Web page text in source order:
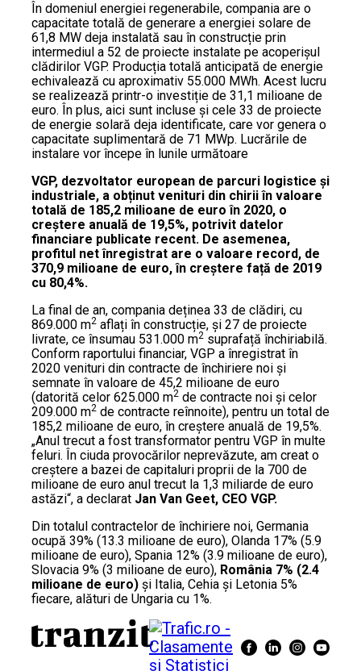
În domeniul energiei regenerabile, compania are o
capacitate totală de generare a energiei solare de
61,8 MW deja instalată sau în construcție prin
intermediul a 52 de proiecte instalate pe acoperișul
clădirilor VGP. Producția totală anticipată de energie
echivalează cu aproximativ 55.000 MWh. Acest lucru
se realizează printr-o investiție de 31,1 milioane de
euro. În plus, aici sunt incluse și cele 33 de proiecte
de energie solară deja identificate, care vor genera o
capacitate suplimentară de 71 MWp. Lucrările de
instalare vor începe în lunile următoare
VGP, dezvoltator european de parcuri logistice și
industriale, a obținut venituri din chirii în valoare
totală de 185,2 milioane de euro în 2020, o
creștere anuală de 19,5%, potrivit datelor
financiare publicate recent. De asemenea,
profitul net înregistrat are o valoare record, de
370,9 milioane de euro, în creștere față de 2019
cu 80,4%.
La final de an, compania deținea 33 de clădiri, cu
869.000 m2 aflați în construcție, și 27 de proiecte
livrate, ce însumau 531.000 m2 suprafață închiriabilă.
Conform raportului financiar, VGP a înregistrat în
2020 venituri din contracte de închiriere noi și
semnate în valoare de 45,2 milioane de euro
(datorită celor 625.000 m2 de contracte noi și celor
209.000 m2 de contracte reînnoite), pentru un total de
185,2 milioane de euro, în creștere anuală de 19,5%.
„Anul trecut a fost transformator pentru VGP în multe
feluri. În ciuda provocărilor neprevăzute, am creat o
creștere a bazei de capitaluri proprii de la 700 de
milioane de euro anul trecut la 1,3 miliarde de euro
astăzi“, a declarat Jan Van Geet, CEO VGP.
Din totalul contractelor de închiriere noi, Germania
ocupă 39% (13.3 milioane de euro), Olanda 17% (5.9
milioane de euro), Spania 12% (3.9 milioane de euro),
Slovacia 9% (3 milioane de euro), România 7% (2.4
milioane de euro) și Italia, Cehia și Letonia 5%
fiecare, alături de Ungaria cu 1%.